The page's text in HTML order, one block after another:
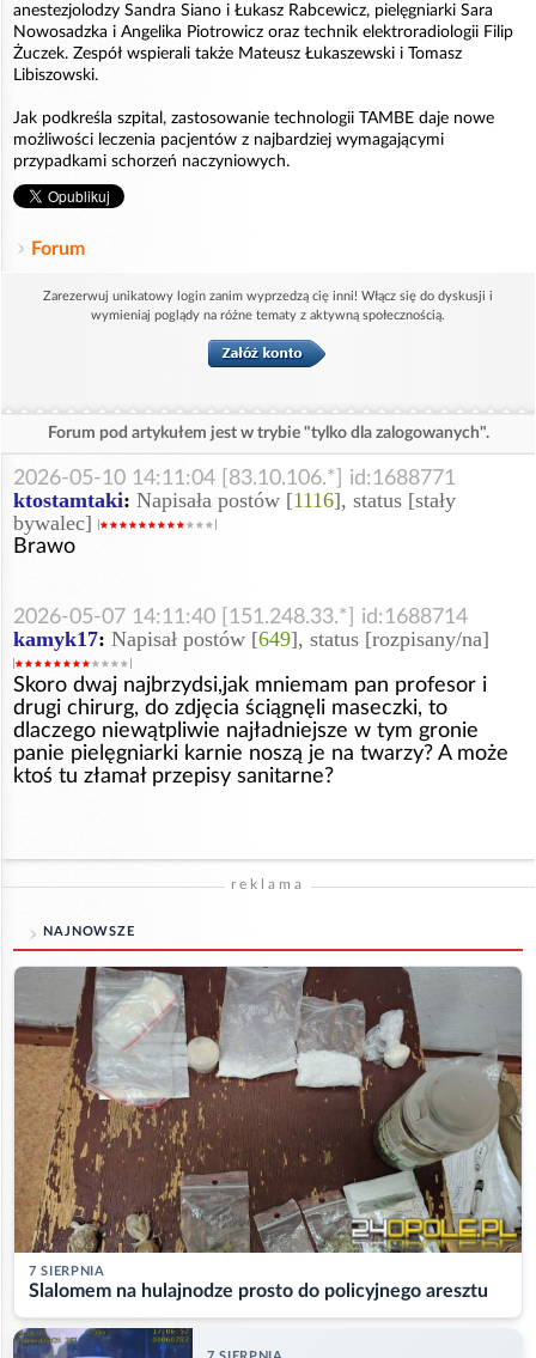
anestezjolodzy Sandra Siano i Łukasz Rabcewicz, pielęgniarki Sara
Nowosadzka i Angelika Piotrowicz oraz technik elektroradiologii Filip
Żuczek. Zespół wspierali także Mateusz Łukaszewski i Tomasz
Libiszowski.
Jak podkreśla szpital, zastosowanie technologii TAMBE daje nowe
możliwości leczenia pacjentów z najbardziej wymagającymi
przypadkami schorzeń naczyniowych.
Forum
Zarezerwuj unikatowy login zanim wyprzedzą cię inni! Włącz się do dyskusji i
wymieniaj poglądy na różne tematy z aktywną społecznością.
Forum pod artykułem jest w trybie "tylko dla zalogowanych".
2026-05-10 14:11:04 [83.10.106.*] id:1688771
ktostamtaki: Napisała postów [1116], status [stały
bywalec]
Brawo
2026-05-07 14:11:40 [151.248.33.*] id:1688714
kamyk17: Napisał postów [649], status [rozpisany/na]
Skoro dwaj najbrzydsi,jak mniemam pan profesor i
drugi chirurg, do zdjęcia ściągnęli maseczki, to
dlaczego niewątpliwie najładniejsze w tym gronie
panie pielęgniarki karnie noszą je na twarzy? A może
ktoś tu złamał przepisy sanitarne?
reklama
NAJNOWSZE
7 SIERPNIA
Slalomem na hulajnodze prosto do policyjnego aresztu